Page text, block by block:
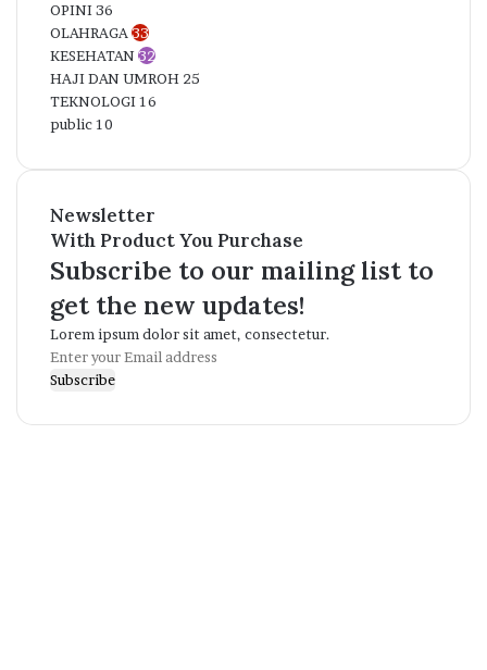
OPINI36
OLAHRAGA 33
KESEHATAN32
HAJI DAN UMROH 25
TEKNOLOGI16
public10
Newsletter
With Product You Purchase
Subscribe to our mailing list to
get the new updates!
Lorem ipsum dolor sit amet, consectetur.
Enter
your
address